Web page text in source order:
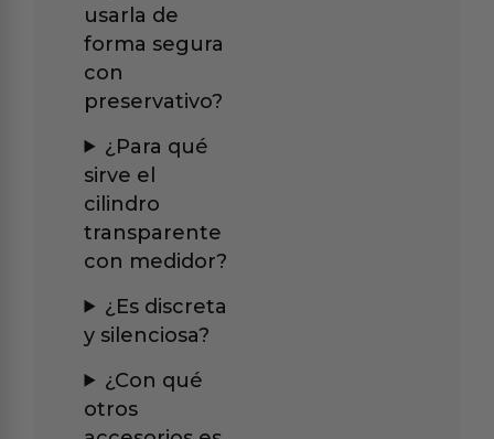
usarla de
forma segura
con
preservativo?
¿Para qué
sirve el
cilindro
transparente
con medidor?
¿Es discreta
y silenciosa?
¿Con qué
otros